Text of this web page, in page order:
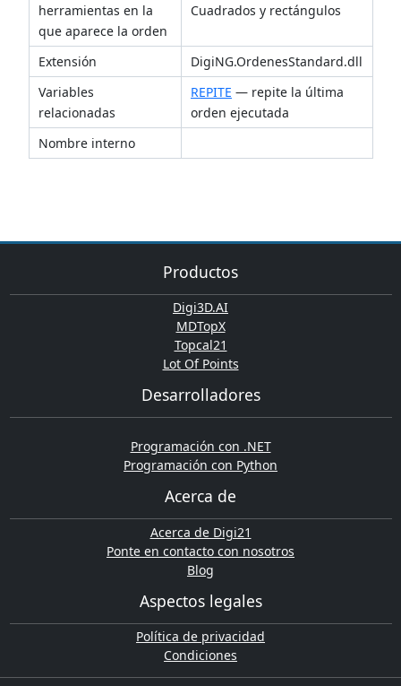
herramientas en la
que aparece la orden
Cuadrados y rectángulos
Extensión
DigiNG.OrdenesStandard.dll
Variables
relacionadas
REPITE — repite la última
orden ejecutada
Nombre interno
Productos
Digi3D.AI
MDTopX
Topcal21
Lot Of Points
Desarrolladores
Programación con .NET
Programación con Python
Acerca de
Acerca de Digi21
Ponte en contacto con nosotros
Blog
Aspectos legales
Política de privacidad
Condiciones